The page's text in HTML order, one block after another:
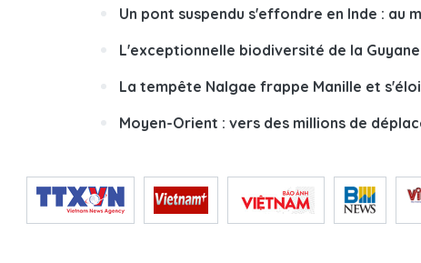
Un pont suspendu s'effondre en Inde : au
L'exceptionnelle biodiversité de la
La tempête Nalgae frappe Manille et
Moyen-Orient : vers des millions de